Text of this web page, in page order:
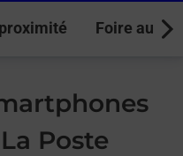
Foire aux
Poste